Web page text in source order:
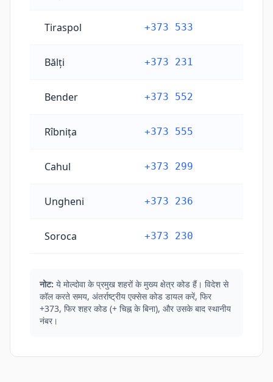
Tiraspol +373 533
Bălți +373 231
Bender +373 552
Rîbnița +373 555
Cahul +373 299
Ungheni +373 236
Soroca +373 230
नोट: ये मोल्दोवा के प्रमुख शहरों के मुख्य क्षेत्र कोड हैं। विदेश से
कॉल करते समय, अंतर्राष्ट्रीय एक्सेस कोड डायल करें, फिर
+373, फिर शहर कोड (+ चिह्न के बिना), और उसके बाद स्थानीय
नंबर।